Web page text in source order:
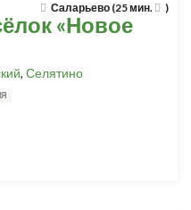
Саларьево (25 мин. )
«Новое
, Селятино